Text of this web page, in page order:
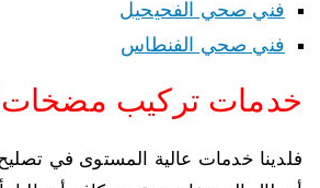
فني صحي الفحيحيل
فني صحي الفنطاس
خدمات تركيب مضخات
فلدينا خدمات عالية المستوى في